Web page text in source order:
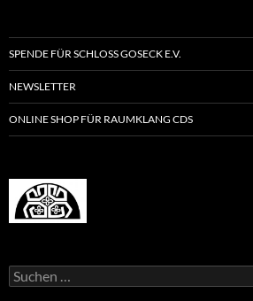
SPENDE FÜR SCHLOSS GOSECK E.V.
NEWSLETTER
ONLINE SHOP FÜR RAUMKLANG CDS
Suchen
nach: